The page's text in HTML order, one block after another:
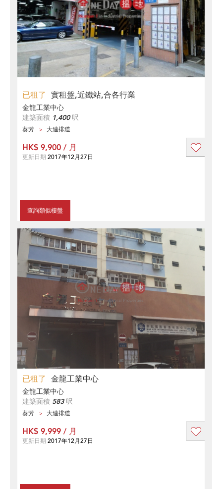
已租了 實租盤,近鐵站,合各行業
金龍工業中心
建築面積 1,400呎
葵芳 大連排道
查詢類似樓盤
HK$ 9,900 / 月
更新日期 2017年12月27日
已租了 金龍工業中心
金龍工業中心
建築面積 583呎
葵芳 大連排道
HK$ 9,999 / 月
更新日期 2017年12月27日